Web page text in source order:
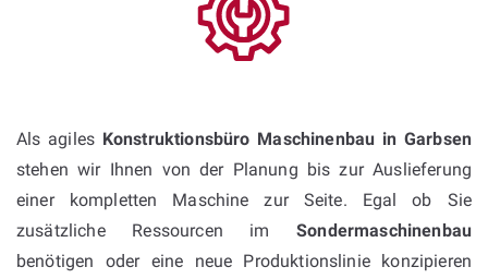
Als agiles Konstruktionsbüro Maschinenbau in Garbsen
stehen wir Ihnen von der Planung bis zur Auslieferung
einer kompletten Maschine zur Seite. Egal ob Sie
zusätzliche Ressourcen imSondermaschinenbau
benötigen oder eine neue Produktionslinie konzipieren